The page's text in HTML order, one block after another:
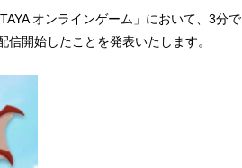
オンラインゲーム」において、3分で
開始したことを発表いたします。